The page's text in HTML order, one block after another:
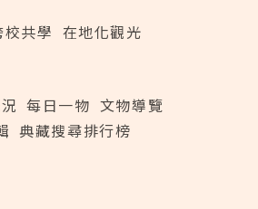
校共學 在地化觀光
每日一物 文物導覽
典藏搜尋排行榜